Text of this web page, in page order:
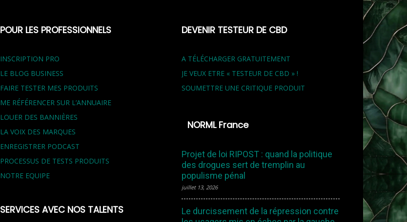
POUR LES PROFESSIONNELS
INSCRIPTION PRO
LE BLOG BUSINESS
FAIRE TESTER MES PRODUITS
ME RÉFÉRENCER SUR L’ANNUAIRE
LOUER DES BANNIÈRES
LA VOIX DES MARQUES
ENREGISTRER PODCAST
PROCESSUS DE TESTS PRODUITS
NOTRE EQUIPE
SERVICES AVEC NOS TALENTS
DEVENIR TESTEUR DE CBD
A TÉLÉCHARGER GRATUITEMENT
JE VEUX ETRE « TESTEUR DE CBD » !
SOUMETTRE UNE CRITIQUE PRODUIT
NORML France
Projet de loi RIPOST : quand la politique
des drogues sert de tremplin au
populisme pénal
juillet 13, 2026
Le durcissement de la répression contre